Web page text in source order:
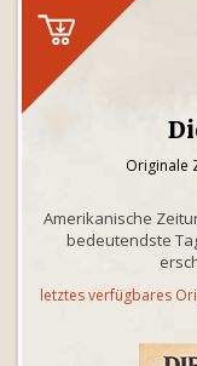
Originale
Amerikanische
bedeutendste
letztes verfügbares